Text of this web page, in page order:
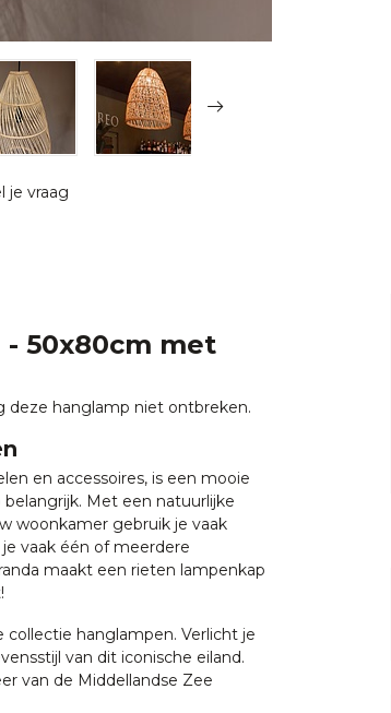
je vraag
50x80cm met
deze hanglamp niet ontbreken.
en accessoires, is een mooie
Met een natuurlijke
woonkamer gebruik je vaak
vaak één of meerdere
maakt een rieten lampenkap
hanglampen. Verlicht je
van dit iconische eiland.
van de Middellandse Zee